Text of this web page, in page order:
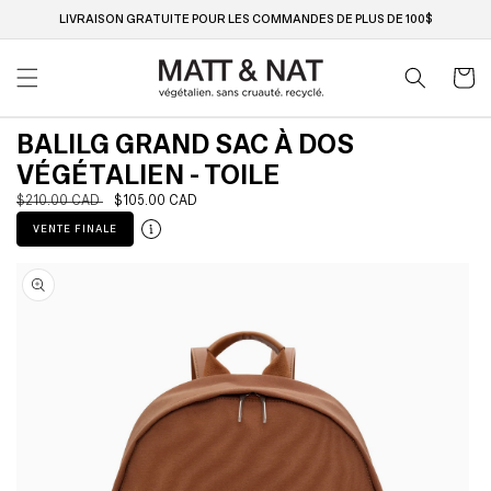
et passer
LIVRAISON GRATUITE POUR LES COMMANDES DE PLUS DE 100$
Panier
BALILG GRAND SAC À DOS
VÉGÉTALIEN - TOILE
Prix
habituel
$210.00 CAD
Prix
soldé
$105.00 CAD
VENTE FINALE
informations
produits